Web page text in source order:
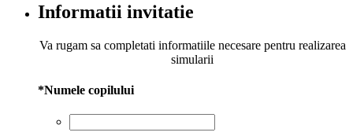
Informatii invitatie
Va rugam sa completati informatiile necesare pentru realizarea
simularii
*Numele copilului